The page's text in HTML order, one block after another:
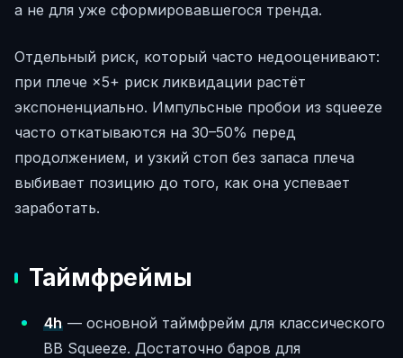
а не для уже сформировавшегося тренда.
Отдельный риск, который часто недооценивают:
при плече ×5+ риск ликвидации растёт
экспоненциально. Импульсные пробои из squeeze
часто откатываются на 30–50% перед
продолжением, и узкий стоп без запаса плеча
выбивает позицию до того, как она успевает
заработать.
Таймфреймы
4h— основной таймфрейм для классического
BB Squeeze. Достаточно баров для